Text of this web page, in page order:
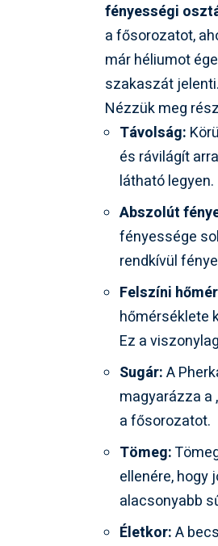
fényességi
a fősorozatot,
már héliumot
szakaszát jelenti.
Nézzük meg
Távolság:
és rávilágít
látható legyen.
Abszolút
fényessége
rendkívül
Felszíni
hőmérséklete
Ez a
Sugár:A
magyarázza a
a fősorozatot.
Tömeg:
ellenére, hogy
alacsonyabb
Életkor:A